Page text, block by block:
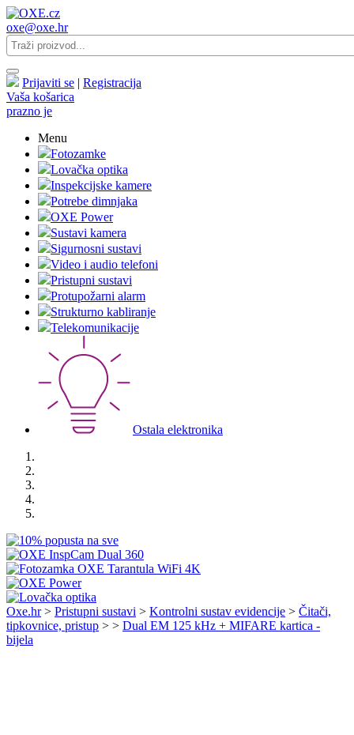
oxe@oxe.hr
Prijaviti se | Registracija
Vaša košarica
prazno je
Menu
Fotozamke
Lovačka optika
Inspekcijske kamere
Potrebe dimnjaka
OXE Power
Sustavi kamera
Sigurnosni sustavi
Video i audio telefoni
Pristupni sustavi
Protupožarni alarm
Strukturno kabliranje
Telekomunikacije
Ostala elektronika
Oxe.hr> Pristupni sustavi > Kontrolni sustav evidencije > Čitači,
tipkovnice, pristup > > Dual EM 125 kHz + MIFARE kartica -
bijela